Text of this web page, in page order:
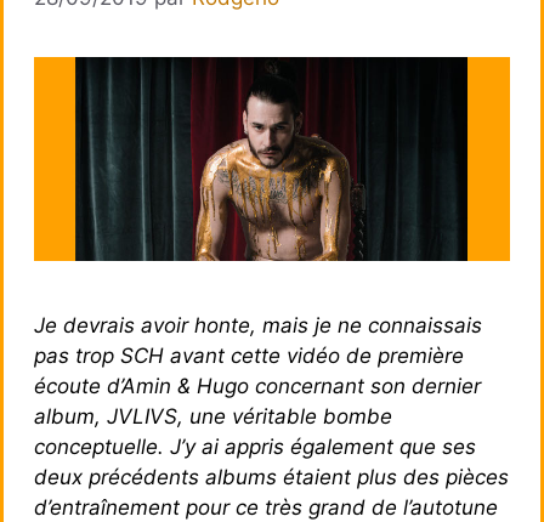
Je devrais avoir honte, mais je ne connaissais
pas trop SCH avant cette vidéo de première
écoute d’Amin & Hugo concernant son dernier
album, JVLIVS, une véritable bombe
conceptuelle. J’y ai appris également que ses
deux précédents albums étaient plus des pièces
d’entraînement pour ce très grand de l’autotune